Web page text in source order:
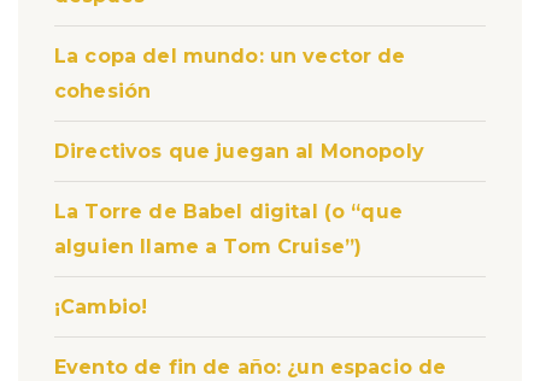
La copa del mundo: un vector de
cohesión
Directivos que juegan al Monopoly
La Torre de Babel digital (o “que
alguien llame a Tom Cruise”)
¡Cambio!
Evento de fin de año: ¿un espacio de